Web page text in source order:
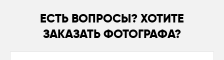
ЕСТЬ ВОПРОСЫ? ХОТИТЕ
ЗАКАЗАТЬ ФОТОГРАФА?